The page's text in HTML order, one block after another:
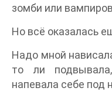
зомби или
Но всё оказалась
Надо мной
то ли
напевала себе под